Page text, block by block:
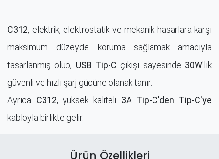
C312, elektrik, elektrostatik ve mekanik hasarlara karşı
maksimum düzeyde koruma sağlamak amacıyla
tasarlanmış olup, USB Tip-C çıkışı sayesinde 30W'lık
güvenli ve hızlı şarj gücüne olanak tanır.
Ayrıca C312, yüksek kaliteli 3A Tip-C'den Tip-C'ye
kabloyla birlikte gelir.
Ürün Özellikleri